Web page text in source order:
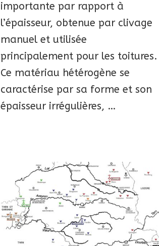
importante par rapport à
l’épaisseur, obtenue par clivage
manuel et utilisée
principalement pour les toitures.
Ce matériau hétérogène se
caractérise par sa forme et son
épaisseur irrégulières, …